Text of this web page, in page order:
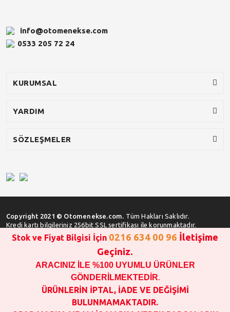
info@otomenekse.com
0533 205 72 24
KURUMSAL
YARDIM
SÖZLEŞMELER
Copyright 2021 © Otomenekse.com. Tüm Hakları Saklıdır.
Kredi kartı bilgileriniz 256bit SSL sertifikası ile korunmaktadır.
SATIN ALMA İŞLEMİ YAPMADAN ÖNCE
STOK VE FİYAT BİLGİSİ ALINIZ !!!
1000 TL VE ÜSTÜ SİPARİŞ VERİLEBİLİR!!!
OPAR MARKA VE MAİS MARKA YEDEK PARÇALARIN
GARANTİSİ YOKTUR!!!!!!!!!!!
Stok ve Fiyat Bilgisi İçin 0216 634 00 96 İletişime
Geçiniz.
ARACINIZ İLE %100 UYUMLU ÜRÜNLER
GÖNDERİLMEKTEDİR.
ÜRÜNLERİN İPTAL, İADE VE DEĞİŞİMİ
BULUNMAMAKTADIR.